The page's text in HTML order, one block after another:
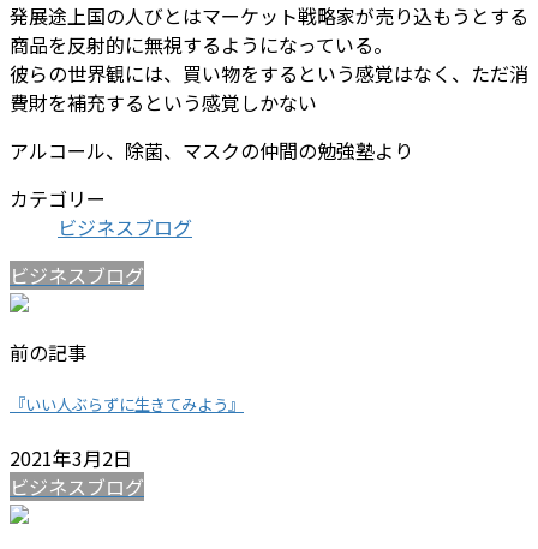
発展途上国の人びとはマーケット戦略家が売り込もうとする
商品を反射的に無視するようになっている。
彼らの世界観には、買い物をするという感覚はなく、ただ消
費財を補充するという感覚しかない
アルコール、除菌、マスクの仲間の勉強塾より
カテゴリー
ビジネスブログ
ビジネスブログ
前の記事
『いい人ぶらずに生きてみよう』
2021年3月2日
ビジネスブログ